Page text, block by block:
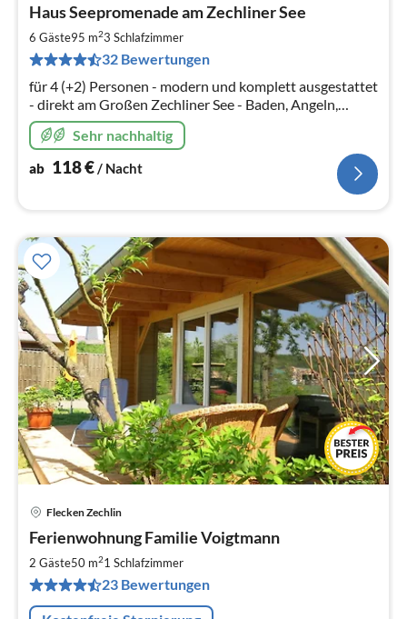
Haus Seepromenade am Zechliner See
6 Gäste95 m23 Schlafzimmer
32 Bewertungen
für 4 (+2) Personen - modern und komplett ausgestattet
- direkt am Großen Zechliner See - Baden, Angeln,
Wandern
Sehr nachhaltig
ab 118€/ Nacht
Flecken Zechlin
Ferienwohnung Familie Voigtmann
2 Gäste50 m21 Schlafzimmer
23 Bewertungen